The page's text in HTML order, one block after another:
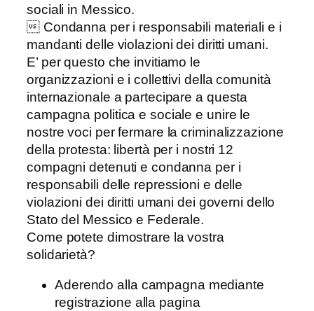
sociali in Messico.
Condanna per i responsabili materiali e i
mandanti delle violazioni dei diritti umani.
E’ per questo che invitiamo le
organizzazioni e i collettivi della comunità
internazionale a partecipare a questa
campagna politica e sociale e unire le
nostre voci per fermare la criminalizzazione
della protesta: libertà per i nostri 12
compagni detenuti e condanna per i
responsabili delle repressioni e delle
violazioni dei diritti umani dei governi dello
Stato del Messico e Federale.
Come potete dimostrare la vostra
solidarietà?
Aderendo alla campagna mediante
registrazione alla pagina